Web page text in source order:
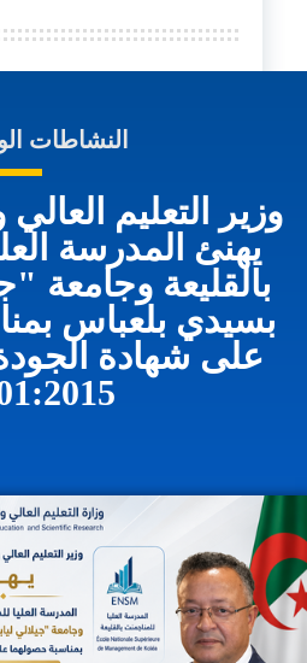
النشاطات
وزير التعليم
يهنئ المدرسة
بالقليعة وجامعة
بسيدي بلعباس